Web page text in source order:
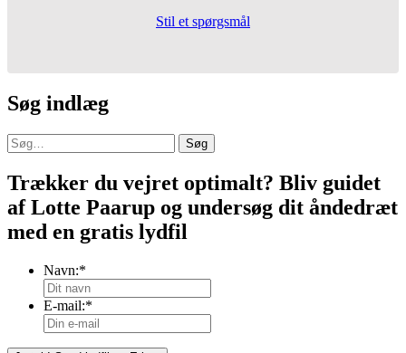
Stil et spørgsmål
Søg indlæg
Søg
Trækker du vejret optimalt? Bliv guidet
af Lotte Paarup og undersøg dit åndedræt
med en gratis lydfil
Navn:*
E-mail:*